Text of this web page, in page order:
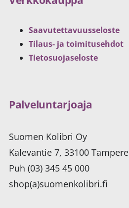
Saavutettavuusseloste
Tilaus- ja toimitusehdot
Tietosuojaseloste
Palveluntarjoaja
Suomen Kolibri Oy
Kalevantie 7, 33100 Tampere
Puh (03) 345 45 000
shop(a)suomenkolibri.fi